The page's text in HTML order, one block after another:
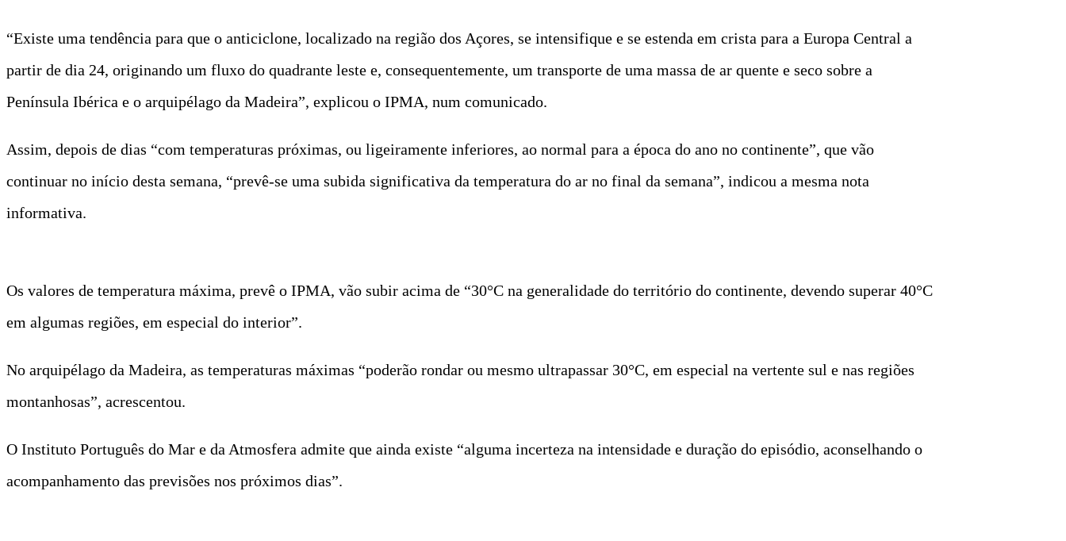
“Existe uma tendência para que o anticiclone, localizado na região dos Açores, se intensifique e se estenda em crista para a Europa Central a
partir de dia 24, originando um fluxo do quadrante leste e, consequentemente, um transporte de uma massa de ar quente e seco sobre a
Península Ibérica e o arquipélago da Madeira”, explicou o IPMA, num comunicado.
Assim, depois de dias “com temperaturas próximas, ou ligeiramente inferiores, ao normal para a época do ano no continente”, que vão
continuar no início desta semana, “prevê-se uma subida significativa da temperatura do ar no final da semana”, indicou a mesma nota
informativa.
Os valores de temperatura máxima, prevê o IPMA, vão subir acima de “30°C na generalidade do território do continente, devendo superar 40°C
em algumas regiões, em especial do interior”.
No arquipélago da Madeira, as temperaturas máximas “poderão rondar ou mesmo ultrapassar 30°C, em especial na vertente sul e nas regiões
montanhosas”, acrescentou.
O Instituto Português do Mar e da Atmosfera admite que ainda existe “alguma incerteza na intensidade e duração do episódio, aconselhando o
acompanhamento das previsões nos próximos dias”.